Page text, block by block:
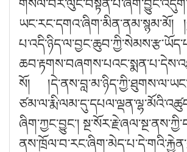
ཡང་རང་དགའ་ཞིག་མིན་ནམ་སྙམ་མོ།
སོ།
ཞིག་ཀྱང་བྱུང༌།